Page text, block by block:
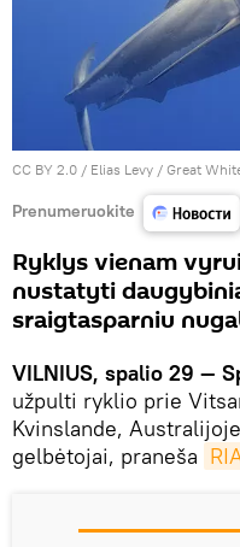
CC BY 2.0 / Elias Levy / Great
Prenumeruokite
Ryklys vienam
nustatyti
sraigtasparniu
VILNIUS, spalio 29 —
užpulti ryklio prie
Kvinslande,
gelbėtojai, praneša